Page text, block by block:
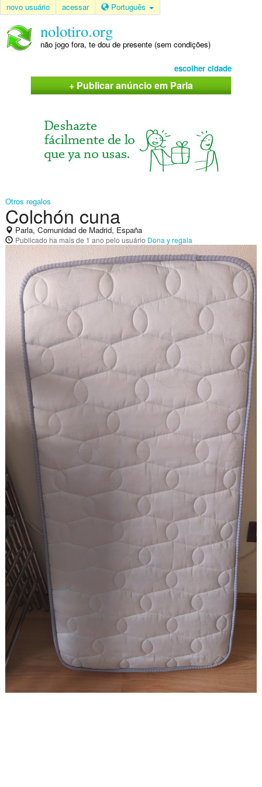
novo usuário acessar Português
nolotiro.org
não jogo fora, te dou de presente (sem condições)
escolher cidade
+ Publicar anúncio em Parla
Otros regalos
Colchón cuna
Parla, Comunidad de Madrid, España
Publicado ha mais de 1 ano pelo usuário Dona y regala